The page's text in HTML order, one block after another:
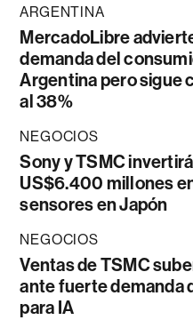
ARGENTINA
MercadoLibre
demanda del
Argentina pero sigue
al 38%
NEGOCIOS
Sony y TSMC
US$6.400 millones
sensores en Japón
NEGOCIOS
Ventas de TSMC
ante fuerte demanda
para IA